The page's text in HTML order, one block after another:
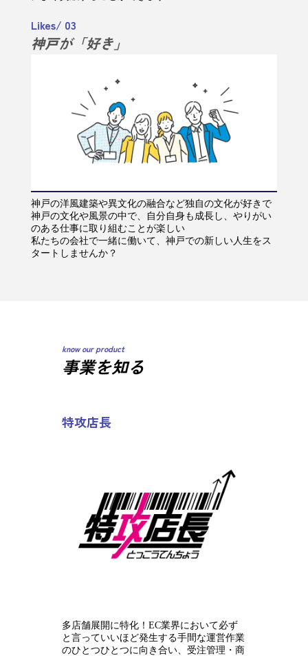
Likes/ 03
神戸が「好き」
神戸の洋風建築や異文化の融合など独自の文化が好きで
神戸の文化や風景の中で、自分自身も成長し、やりがい
のある仕事に取り組むことが楽しい
私たちの会社で一緒に働いて、神戸での新しい人生をス
タートしませんか？
know our product
事業を知る
特攻店長
多店舗展開に特化！EC業界において必ず
と言っていいほど発生する手間な運営作業
のひとつひとつに向き合い、受注管理・商